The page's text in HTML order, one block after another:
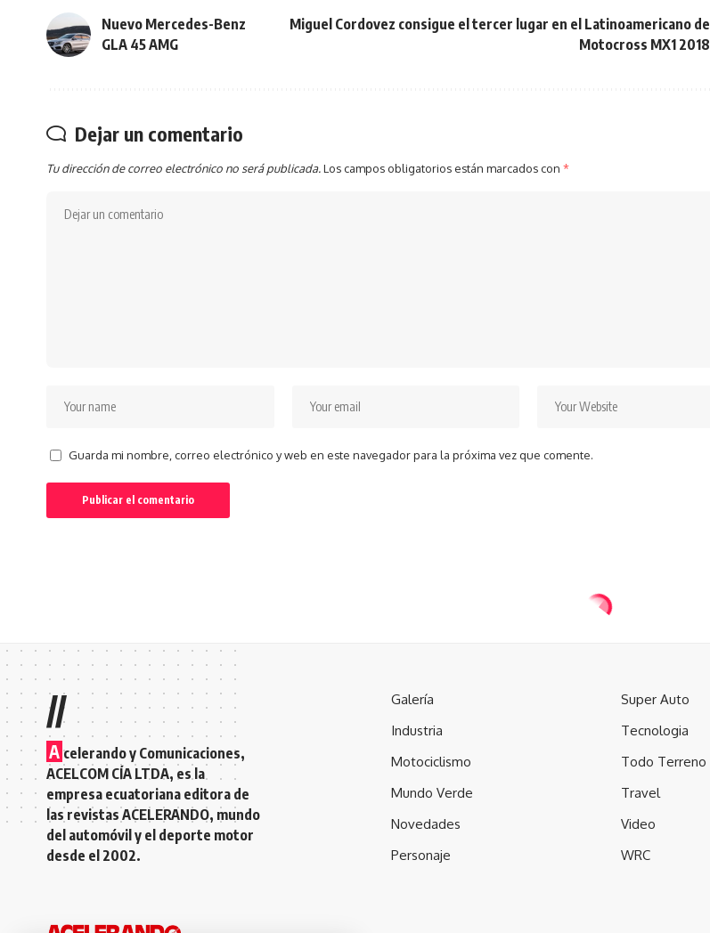
Nuevo Mercedes-Benz
GLA 45 AMG
Miguel Cordovez consigue el tercer lugar en el Latinoamericano de
Motocross MX1 2018
Dejar un comentario
Tu dirección de correo electrónico no será publicada.Los campos obligatorios están marcados con *
Guarda mi nombre, correo electrónico y web en este navegador para la próxima vez que comente.
//
A celerando y Comunicaciones,
ACELCOM CÍA LTDA, es la
empresa ecuatoriana editora de
las revistas ACELERANDO, mundo
del automóvil y el deporte motor
desde el 2002.
Galería
Industria
Motociclismo
Mundo Verde
Novedades
Personaje
Super Auto
Tecnologia
Todo Terreno
Travel
Video
WRC